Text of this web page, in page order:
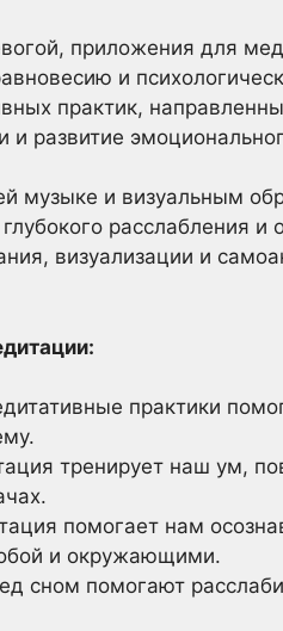
приложения для
и
практик,
развитие
музыке и визуальным
расслабления и
визуализации и
практики
тренирует наш ум,
помогает нам
и окружающими.
сном помогают